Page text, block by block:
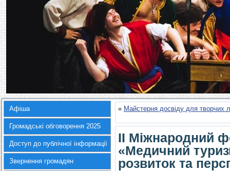
Афіша
Громадські обговорення 2025
Доступ до публічної інформації
Звернення громадян
« Майстерня досвіду для творчих
II Міжнародний
«Медичний
розвиток та